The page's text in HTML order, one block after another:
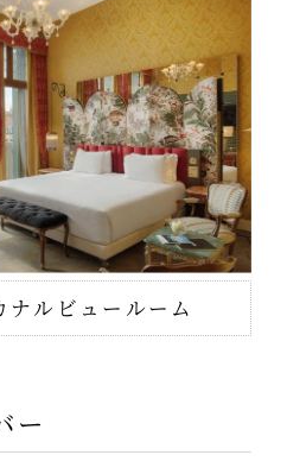
ルビュールーム
ー